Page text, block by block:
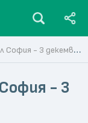
- 3 декември 2023
- 3